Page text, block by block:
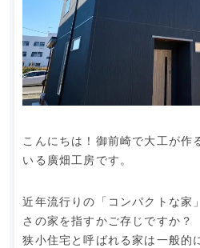
こんにちは！御前崎で大工が作
いる廣畑工房です。
近年流行りの「コンパクトな家
さの家を指すかご存じですか？
狭小住宅と呼ばれる家は一般的